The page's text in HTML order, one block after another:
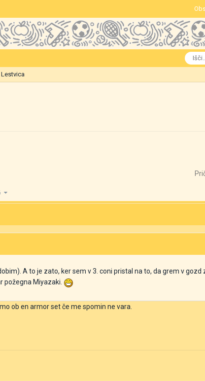
Lestvica
A to je zato, ker sem v 3. coni pristal na to, da grem v gozd
požegna Miyazaki.
ob en armor set če me spomin ne vara.